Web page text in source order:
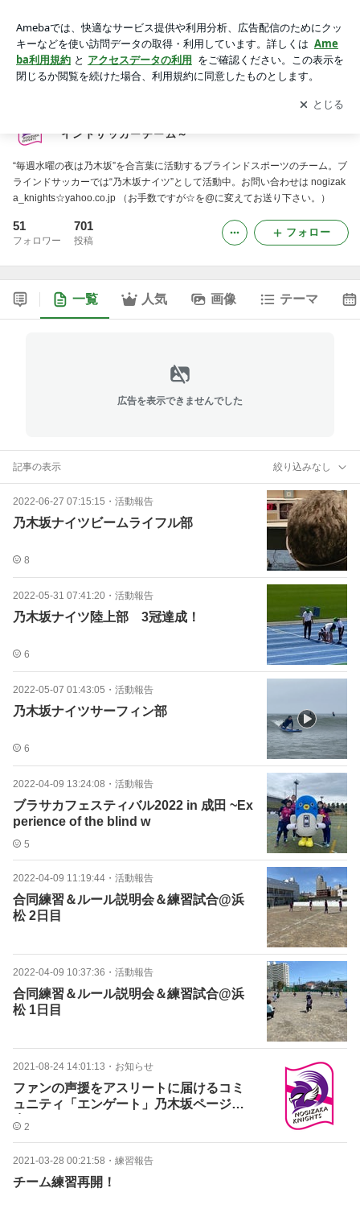
ッカーチーム～
アプリをダウンロードして ブログの更新通知
を受け取りまし
ょう。
開く
インドサッカーチーム～
“毎週水曜の夜は乃木坂”を合言葉に活動するブラインドスポーツのチーム。ブ
ラインドサッカーでは“乃木坂ナイツ”として活動中。お問い合わせは nogizak
a_knights☆yahoo.co.jp （お手数ですが☆を@に変えてお送り下さい。）
51
フォロワー
701
投稿
フォロー
一覧 人気 画像 テーマ
広告を表示できませんでした
記事の表示 絞り込みなし
2022-06-27 07:15:15 ・ 活動報告
乃木坂ナイツビームライフル部
8
2022-05-31 07:41:20 ・ 活動報告
乃木坂ナイツ陸上部 3冠達成！
6
2022-05-07 01:43:05 ・ 活動報告
乃木坂ナイツサーフィン部
6
2022-04-09 13:24:08 ・ 活動報告
ブラサカフェスティバル2022 in 成田 ~Ex
perience of the blind w
5
2022-04-09 11:19:44 ・ 活動報告
合同練習＆ルール説明会＆練習試合@浜
松 2日目
2022-04-09 10:37:36 ・ 活動報告
合同練習＆ルール説明会＆練習試合@浜
松 1日目
2021-08-24 14:01:13 ・ お知らせ
ファンの声援をアスリートに届けるコミ
ュニティ「エンゲート」乃木坂ページ誕
生！
2
2021-03-28 00:21:58 ・ 練習報告
チーム練習再開！